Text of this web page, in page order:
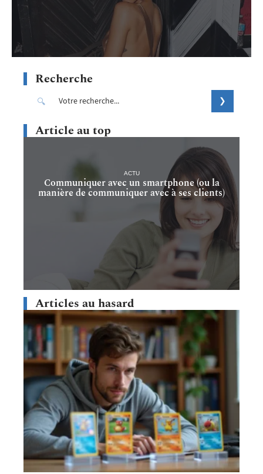
Recherche
Article au top
ACTU
Communiquer avec un smartphone (ou la
manière de communiquer avec à ses clients)
Articles au hasard